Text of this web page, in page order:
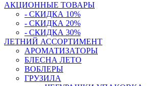
АКЦИОННЫЕ ТОВАРЫ
- СКИДКА 10%
- СКИДКА 20%
- СКИДКА 30%
ЛЕТНИЙ АССОРТИМЕНТ
АРОМАТИЗАТОРЫ
БЛЕСНА ЛЕТО
ВОБЛЕРЫ
ГРУЗИЛА